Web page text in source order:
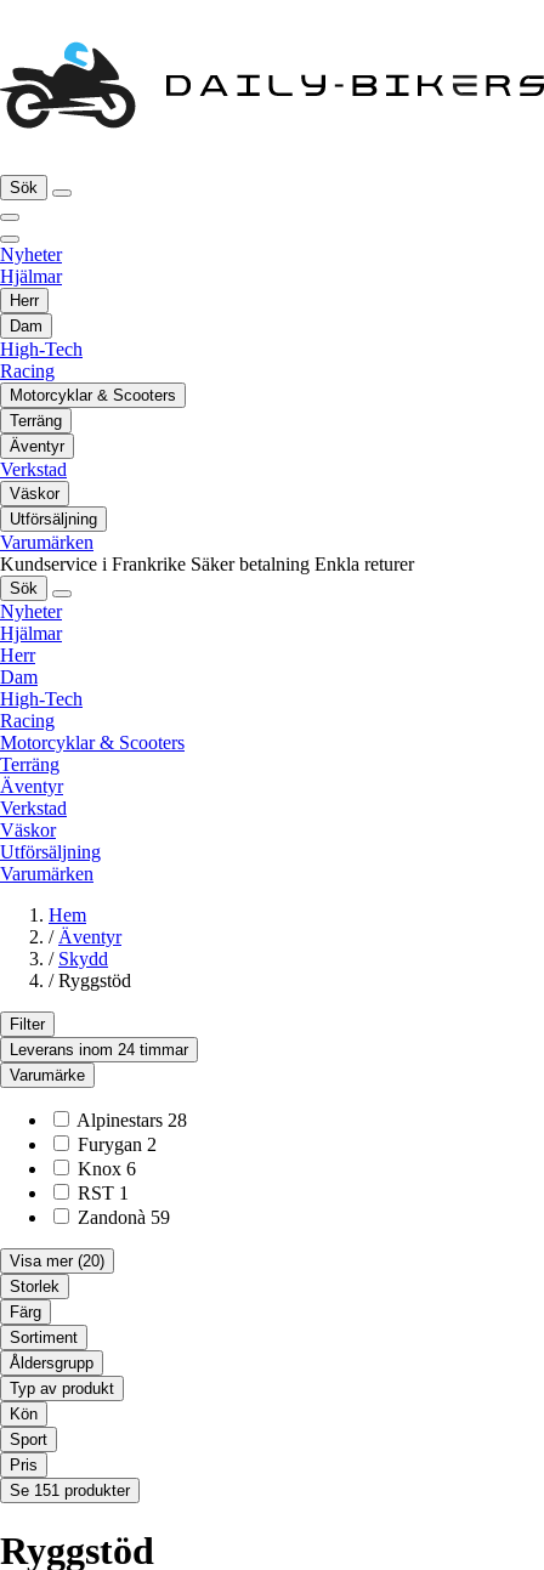
Sök
Nyheter
Hjälmar
Herr
Dam
High-Tech
Racing
Motorcyklar & Scooters
Terräng
Äventyr
Verkstad
Väskor
Utförsäljning
Varumärken
Kundservice i Frankrike Säker betalning Enkla returer
Sök
Nyheter
Hjälmar
Herr
Dam
High-Tech
Racing
Motorcyklar & Scooters
Terräng
Äventyr
Verkstad
Väskor
Utförsäljning
Varumärken
Hem
/ Äventyr
/ Skydd
/ Ryggstöd
Filter
Leverans inom 24 timmar
Varumärke
Alpinestars 28
Furygan 2
Knox 6
RST 1
Zandonà 59
Visa mer (20)
Storlek
Färg
Sortiment
Åldersgrupp
Typ av produkt
Kön
Sport
Pris
Se 151 produkter
Ryggstöd